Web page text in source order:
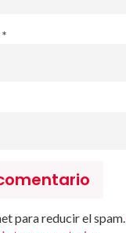
*
para reducir el spam.